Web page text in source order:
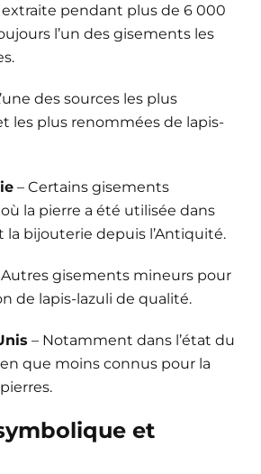
pendant plus de 6 000
l’un des gisements les
des sources les plus
les plus renommées de lapis-
– Certains gisements
la pierre a été utilisée dans
la bijouterie depuis l’Antiquité.
Autres gisements mineurs pour
de lapis-lazuli de qualité.
– Notamment dans l’état du
que moins connus pour la
et